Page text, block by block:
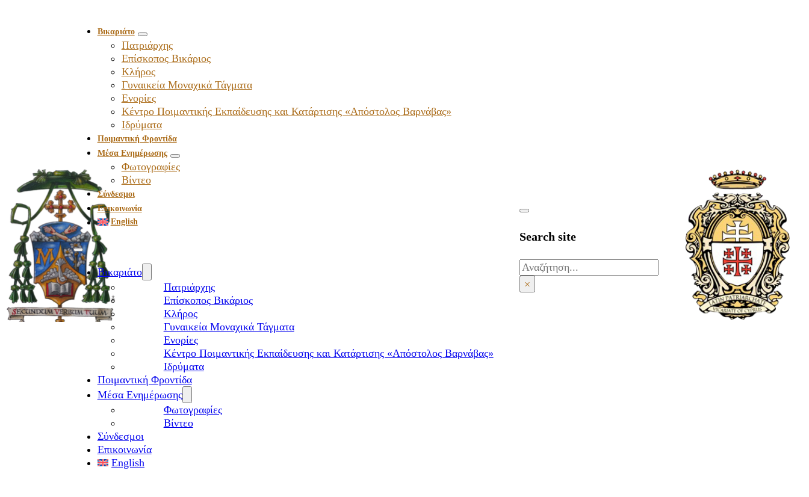
Βικαριάτο
Πατριάρχης
Επίσκοπος Βικάριος
Kλήρος
Γυναικεία Μοναχικά Τάγματα
Ενορίες
Κέντρο Ποιμαντικής Εκπαίδευσης και Κατάρτισης «Απόστολος Βαρνάβας»
Ιδρύματα
Ποιμαντική Φροντίδα
Μέσα Ενημέρωσης
Φωτογραφίες
Βίντεο
Σύνδεσμοι
Επικοινωνία
English
Βικαριάτο
Πατριάρχης
Επίσκοπος Βικάριος
Kλήρος
Γυναικεία Μοναχικά Τάγματα
Ενορίες
Κέντρο Ποιμαντικής Εκπαίδευσης και Κατάρτισης «Απόστολος Βαρνάβας»
Ιδρύματα
Ποιμαντική Φροντίδα
Μέσα Ενημέρωσης
Φωτογραφίες
Βίντεο
Σύνδεσμοι
Επικοινωνία
English
Search site
Αναζήτηση
×